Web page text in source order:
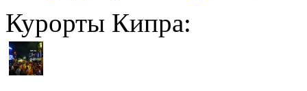
Курорты Кипра: